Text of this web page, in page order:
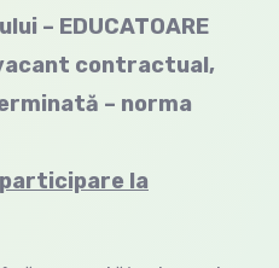
– EDUCATOARE
contractual,
– norma
la